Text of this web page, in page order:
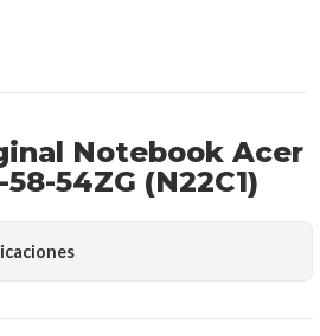
Notebook Acer
54ZG (N22C1)